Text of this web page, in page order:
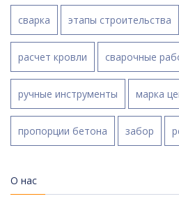
сварка этапы строительства
расчет кровли сварочные
ручные инструменты марка
пропорции бетона забор
О нас